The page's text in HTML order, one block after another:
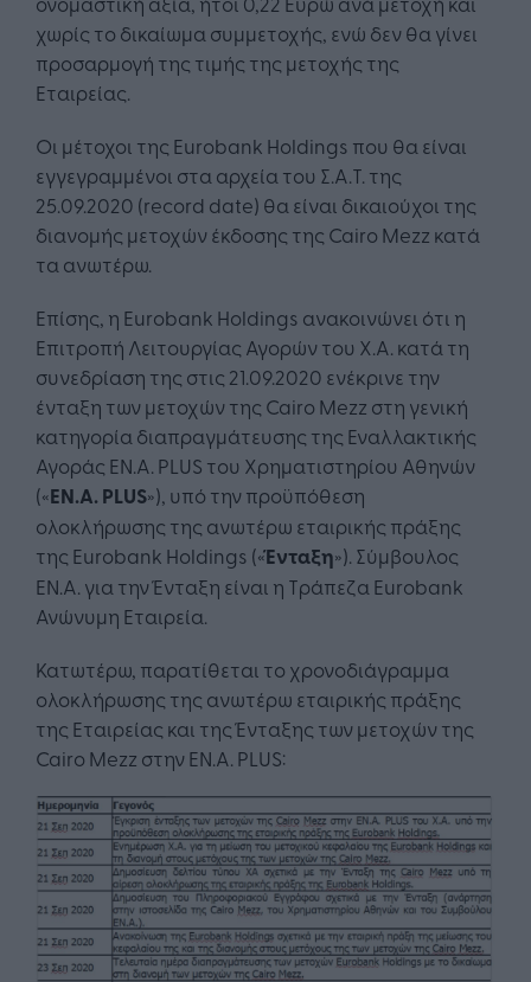
χωρίς το δικαίωμα συμμετοχής, ενώ δεν θα γίνει
προσαρμογή της τιμής της μετοχής της
Εταιρείας.
Οι μέτοχοι της Eurobank Holdings που θα είναι
εγγεγραμμένοι στα αρχεία του Σ.Α.Τ. της
25.09.2020 (record date) θα είναι δικαιούχοι της
διανομής μετοχών έκδοσης της Cairo Mezz κατά
τα ανωτέρω.
Επίσης, η Eurobank Holdings ανακοινώνει ότι η
Επιτροπή Λειτουργίας Αγορών του Χ.Α. κατά τη
συνεδρίαση της στις 21.09.2020 ενέκρινε την
ένταξη των μετοχών της Cairo Mezz στη γενική
κατηγορία διαπραγμάτευσης της Εναλλακτικής
Αγοράς ΕΝ.Α. PLUS του Χρηματιστηρίου Αθηνών
(«ΕΝ.Α. PLUS»), υπό την προϋπόθεση
ολοκλήρωσης της ανωτέρω εταιρικής πράξης
της Eurobank Holdings («Ένταξη»). Σύμβουλος
ΕΝ.Α. για την Ένταξη είναι η Τράπεζα Eurobank
Ανώνυμη Εταιρεία.
Κατωτέρω, παρατίθεται το χρονοδιάγραμμα
ολοκλήρωσης της ανωτέρω εταιρικής πράξης
της Εταιρείας και της Ένταξης των μετοχών της
Cairo Mezz στην ΕΝ.Α. PLUS: